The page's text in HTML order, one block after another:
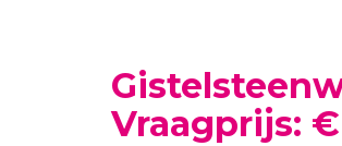
Vraagprijs: €